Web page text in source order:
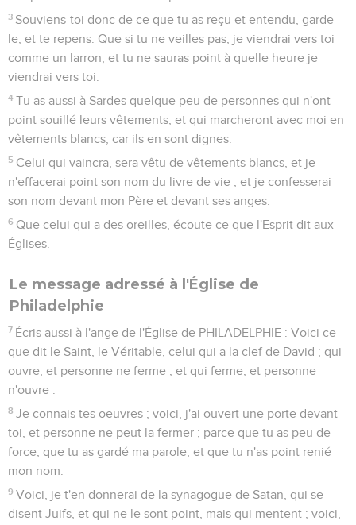
3 Souviens-toi donc de ce que tu as reçu et entendu, garde-
le, et te repens. Que si tu ne veilles pas, je viendrai vers toi
comme un larron, et tu ne sauras point à quelle heure je
viendrai vers toi.
4 Tu as aussi à Sardes quelque peu de personnes qui n'ont
point souillé leurs vêtements, et qui marcheront avec moi en
vêtements blancs, car ils en sont dignes.
5 Celui qui vaincra, sera vêtu de vêtements blancs, et je
n'effacerai point son nom du livre de vie ; et je confesserai
son nom devant mon Père et devant ses anges.
6 Que celui qui a des oreilles, écoute ce que l'Esprit dit aux
Églises.
Le message adressé à l'Église de
Philadelphie
7 Écris aussi à l'ange de l'Église de PHILADELPHIE : Voici ce
que dit le Saint, le Véritable, celui qui a la clef de David ; qui
ouvre, et personne ne ferme ; et qui ferme, et personne
n'ouvre :
8 Je connais tes oeuvres ; voici, j'ai ouvert une porte devant
toi, et personne ne peut la fermer ; parce que tu as peu de
force, que tu as gardé ma parole, et que tu n'as point renié
mon nom.
9 Voici, je t'en donnerai de la synagogue de Satan, qui se
disent Juifs, et qui ne le sont point, mais qui mentent ; voici,